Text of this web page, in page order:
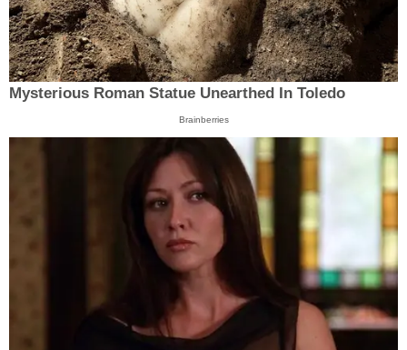
Mysterious Roman Statue Unearthed In Toledo
Brainberries